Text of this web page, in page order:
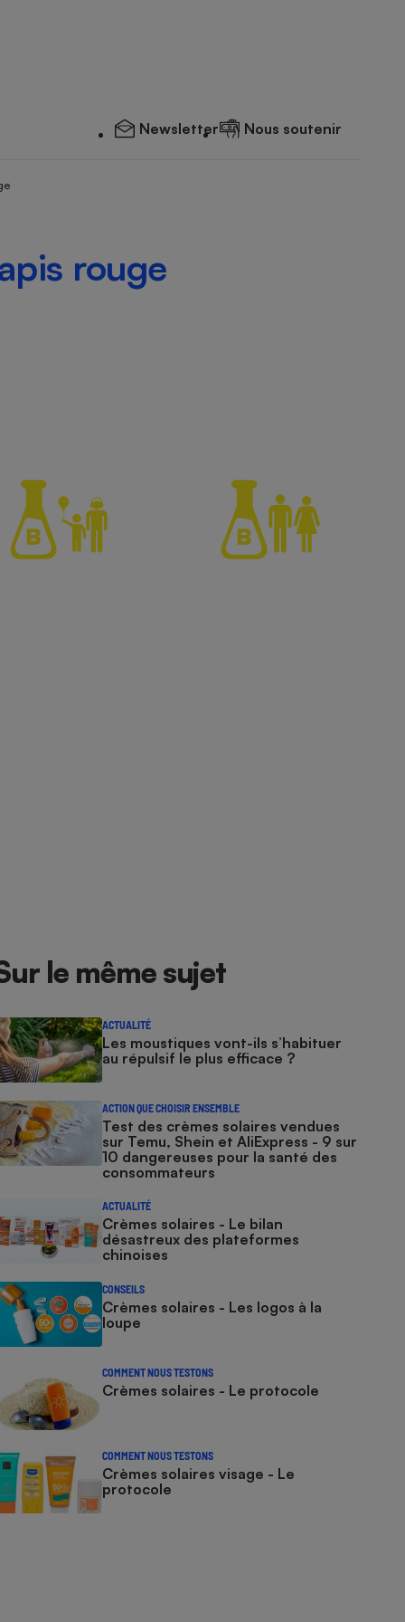
Newsletter Nous soutenir
rouge
le même sujet
ACTUALITÉ
Les moustiques vont-ils s’habituer
au répulsif le plus efficace ?
ACTION QUE CHOISIR ENSEMBLE
Test des crèmes solaires vendues
sur Temu, Shein et AliExpress - 9 sur
10 dangereuses pour la santé des
consommateurs
ACTUALITÉ
Crèmes solaires - Le bilan
désastreux des plateformes
chinoises
CONSEILS
Crèmes solaires - Les logos à la
loupe
COMMENT NOUS TESTONS
Crèmes solaires - Le protocole
COMMENT NOUS TESTONS
Crèmes solaires visage - Le
protocole